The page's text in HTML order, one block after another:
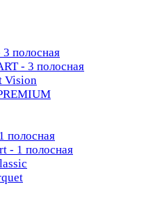
3 полосная
- 3 полосная
Vision
полосная
- 1 полосная